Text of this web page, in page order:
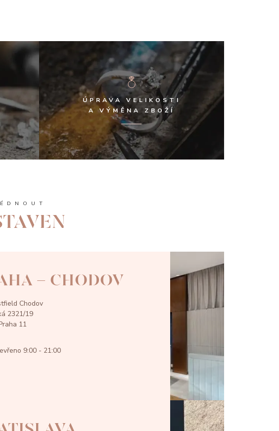
ÚPRAVA VELIKOSTI
A VÝMĚNA ZBOŽÍ
- CHODOV
Chodov
2321/19
11
9:00 - 21:00